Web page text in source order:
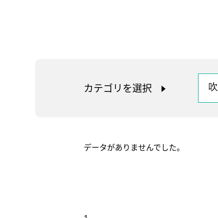
カテゴリを選択
データがありませんでした。